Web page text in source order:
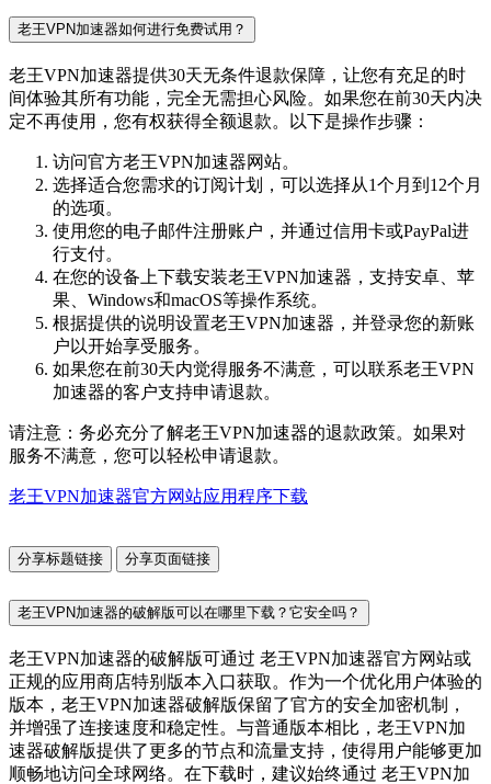
老王VPN加速器如何进行免费试用？
老王VPN加速器提供30天无条件退款保障，让您有充足的时
间体验其所有功能，完全无需担心风险。如果您在前30天内决
定不再使用，您有权获得全额退款。以下是操作步骤：
访问官方老王VPN加速器网站。
选择适合您需求的订阅计划，可以选择从1个月到12个月
的选项。
使用您的电子邮件注册账户，并通过信用卡或PayPal进
行支付。
在您的设备上下载安装老王VPN加速器，支持安卓、苹
果、Windows和macOS等操作系统。
根据提供的说明设置老王VPN加速器，并登录您的新账
户以开始享受服务。
如果您在前30天内觉得服务不满意，可以联系老王VPN
加速器的客户支持申请退款。
请注意：务必充分了解老王VPN加速器的退款政策。如果对
服务不满意，您可以轻松申请退款。
老王VPN加速器官方网站应用程序下载
分享标题链接 分享页面链接
老王VPN加速器的破解版可以在哪里下载？它安全吗？
老王VPN加速器的破解版可通过 老王VPN加速器官方网站或
正规的应用商店特别版本入口获取。作为一个优化用户体验的
版本，老王VPN加速器破解版保留了官方的安全加密机制，
并增强了连接速度和稳定性。与普通版本相比，老王VPN加
速器破解版提供了更多的节点和流量支持，使得用户能够更加
顺畅地访问全球网络。在下载时，建议始终通过 老王VPN加